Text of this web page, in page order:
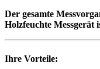
Der gesamte
Holzfeuchte Messgerät
Ihre Vorteile: